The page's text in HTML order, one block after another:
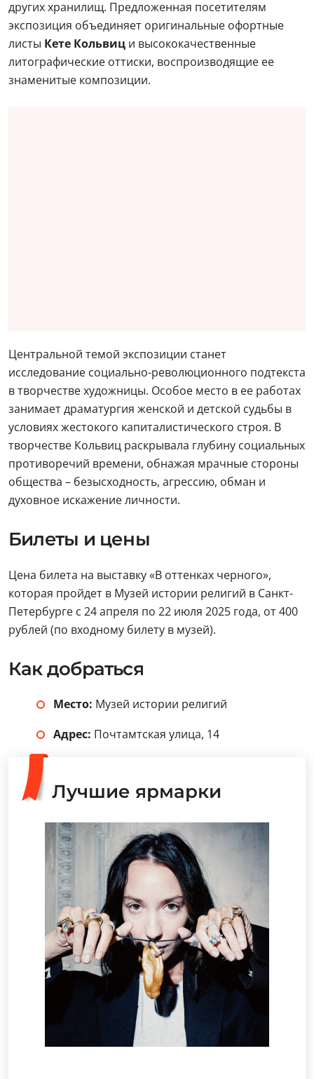
других хранилищ. Предложенная посетителям
экспозиция объединяет оригинальные офортные
листы Кете Кольвиц и высококачественные
литографические оттиски, воспроизводящие ее
знаменитые композиции.
Центральной темой экспозиции станет
исследование социально-революционного подтекста
в творчестве художницы. Особое место в ее работах
занимает драматургия женской и детской судьбы в
условиях жестокого капиталистического строя. В
творчестве Кольвиц раскрывала глубину социальных
противоречий времени, обнажая мрачные стороны
общества – безысходность, агрессию, обман и
духовное искажение личности.
Билеты и цены
Цена билета на выставку «В оттенках черного»,
которая пройдет в Музей истории религий в Санкт-
Петербурге с 24 апреля по 22 июля 2025 года, от 400
рублей (по входному билету в музей).
Как добраться
Место: Музей истории религий
Адрес: Почтамтская улица, 14
Лучшие ярмарки